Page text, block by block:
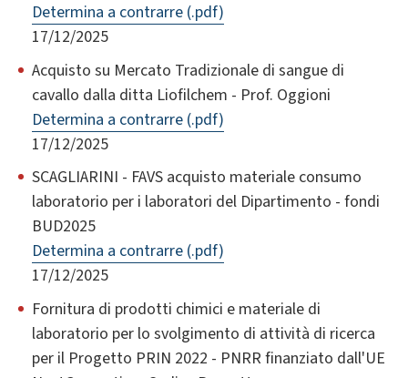
Determina a contrarre (.pdf)
17/12/2025
Acquisto su Mercato Tradizionale di sangue di
cavallo dalla ditta Liofilchem - Prof. Oggioni
Determina a contrarre (.pdf)
17/12/2025
SCAGLIARINI - FAVS acquisto materiale consumo
laboratorio per i laboratori del Dipartimento - fondi
BUD2025
Determina a contrarre (.pdf)
17/12/2025
Fornitura di prodotti chimici e materiale di
laboratorio per lo svolgimento di attività di ricerca
per il Progetto PRIN 2022 - PNRR finanziato dall'UE